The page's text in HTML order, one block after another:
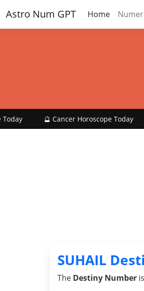
Astro Num GPT Home
🔮 Cancer Horoscope Today 🔮 Leo
SUHAIL
The Destiny Number